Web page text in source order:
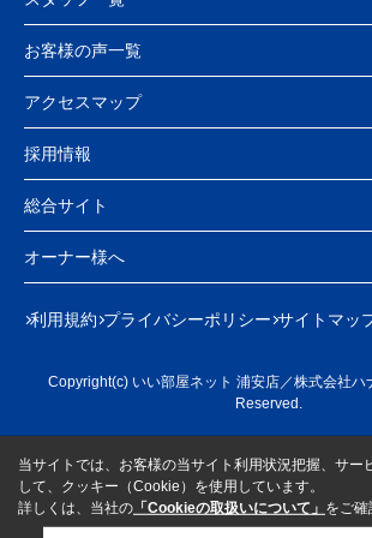
お客様の声一覧
アクセスマップ
採用情報
総合サイト
オーナー様へ
利用規約 プライバシーポリシー サイトマッ
Copyright(c) いい部屋ネット 浦安店／株式会社ハ
Reserved.
当サイトでは、お客様の当サイト利用状況把握、サー
して、クッキー（Cookie）を使用しています。
詳しくは、当社の 「Cookieの取扱いについて」 をご確